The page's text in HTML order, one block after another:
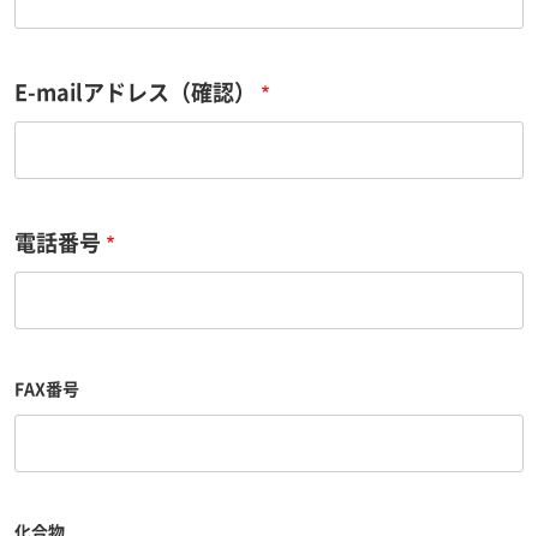
i
ド
レ
E-mailアドレス（確認）
電話番号
FAX番号
化合物